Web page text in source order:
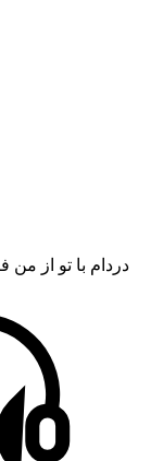
دردام با تو از